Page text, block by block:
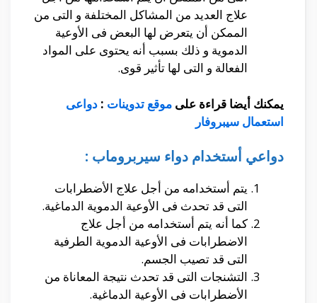
علاج العديد من المشاكل المختلفة و التى من
الممكن أن يتعرض لها البعض فى الأوعية
الدموية و ذلك بسبب أنه يحتوى على المواد
الفعالة و التى لها تأثير قوى.
يمكنك أيضا قراءة على موقع تدوينات : دواعى
استعمال سيبروفار
دواعي أستخدام دواء سيربروماب :
يتم أستخدامه من أجل علاج الأضطرابات
التى قد تحدث فى الأوعية الدموية الدماغية.
كما أنه يتم أستخدامه من أجل علاج
الاضطرابات فى الأوعية الدموية الطرفية
التى قد تصيب الجسم.
التشنجات التى قد تحدث نتيجة المعاناة من
الأضطرابات فى الأوعية الدماغية.